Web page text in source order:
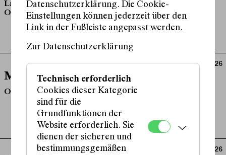
Late-Night-Lesung der Schreibwerkstatt vom
Offenen^Haus
ab 24.01.2026
Mitmachen!
Offene Workshops
ab 11.03.2026
Datenschutzerklärung. Die Cookie-
Einstellungen können jederzeit über den
Link in der Fußleiste angepasst werden.
Zur Datenschutzerklärung
Technisch erforderlich
Cookies dieser Kategorie
sind für die
Grundfunktionen der
Website erforderlich. Sie
dienen der sicheren und
bestimmungsgemäßen